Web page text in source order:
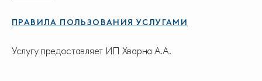
ПРАВИЛА ПОЛЬЗОВАНИЯ УСЛУГАМИ
Услугу предоставляет ИП Хварна А.А.